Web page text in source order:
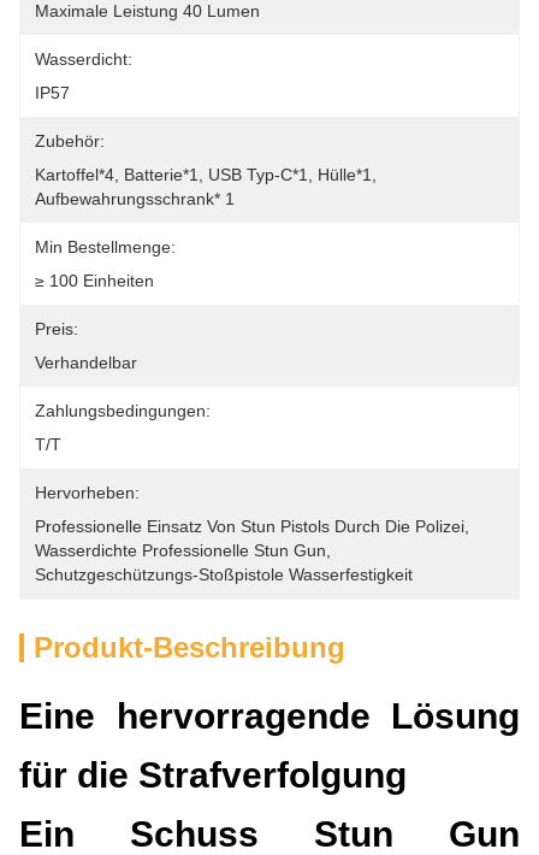
Maximale Leistung 40 Lumen
Wasserdicht:
IP57
Zubehör:
Kartoffel*4, Batterie*1, USB Typ-C*1, Hülle*1,
Aufbewahrungsschrank* 1
Min Bestellmenge:
≥ 100 Einheiten
Preis:
Verhandelbar
Zahlungsbedingungen:
T/T
Hervorheben:
Professionelle Einsatz Von Stun Pistols Durch Die Polizei
Wasserdichte Professionelle Stun Gun
Schutzgeschützungs-Stoßpistole Wasserfestigkeit
Produkt-Beschreibung
Eine hervorragende Lösung
für die Strafverfolgung
Ein Schuss Stun Gun